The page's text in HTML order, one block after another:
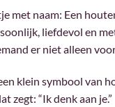
met naam: Een
liefdevol en
er niet alleen
klein symbool van
zegt: “Ik denk aan je.”